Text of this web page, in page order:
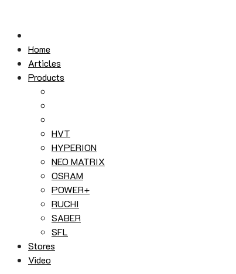
content
Home
Articles
Products
HVT
HYPERION
NEO MATRIX
OSRAM
POWER+
RUCHI
SABER
SFL
Stores
Video